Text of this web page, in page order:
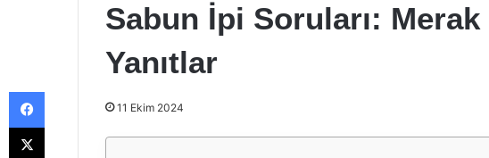
Sabun İpi Soruları:
Yanıtlar
11 Ekim 2024
Facebook
X